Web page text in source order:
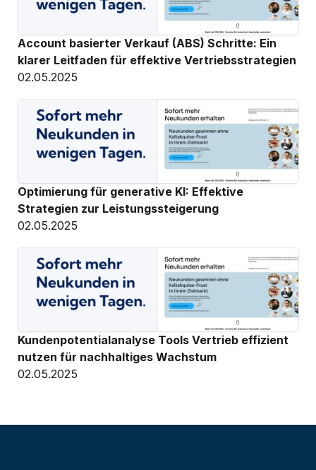
Account basierter Verkauf (ABS) Schritte: Ein
klarer Leitfaden für effektive Vertriebsstrategien
02.05.2025
Optimierung für generative KI: Effektive
Strategien zur Leistungssteigerung
02.05.2025
Kundenpotentialanalyse Tools Vertrieb effizient
nutzen für nachhaltiges Wachstum
02.05.2025